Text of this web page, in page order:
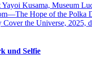
und Selfie